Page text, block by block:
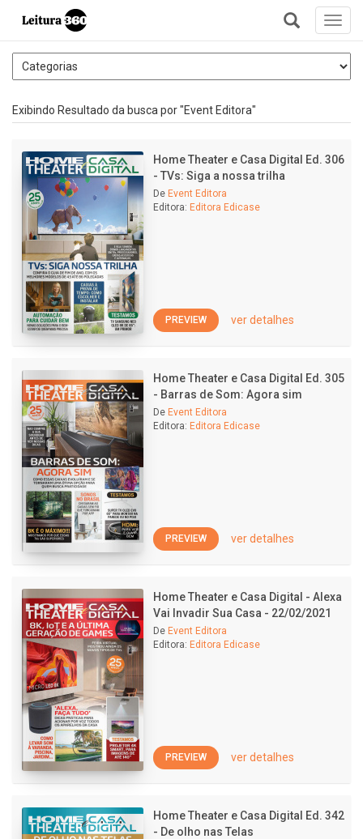
+
Exibindo Resultado da busca por "Event Editora"
Home Theater e Casa Digital Ed. 306
- TVs: Siga a nossa trilha
De Event Editora
Editora: Editora Edicase
PREVIEW ver detalhes
Home Theater e Casa Digital Ed. 305
- Barras de Som: Agora sim
De Event Editora
Editora: Editora Edicase
PREVIEW ver detalhes
Home Theater e Casa Digital - Alexa
Vai Invadir Sua Casa - 22/02/2021
De Event Editora
Editora: Editora Edicase
PREVIEW ver detalhes
Home Theater e Casa Digital Ed. 342
- De olho nas Telas